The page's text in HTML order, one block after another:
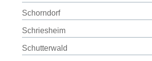
Schorndorf
Schriesheim
Schutterwald